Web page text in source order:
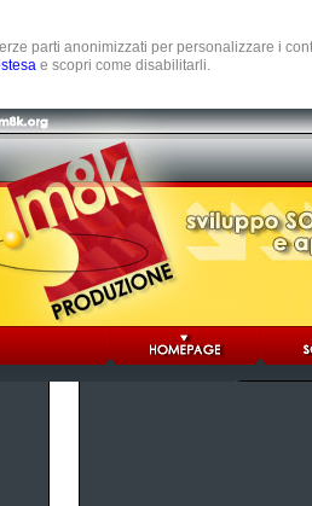
parti anonimizzati per personalizzare i
e scopri come disabilitarli.